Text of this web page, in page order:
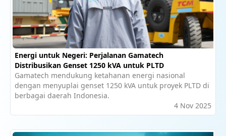
Energi untuk Negeri: Perjalanan Gamatech
Distribusikan Genset 1250 kVA untuk PLTD
Gamatech mendukung ketahanan energi nasional
dengan menyuplai genset 1250 kVA untuk proyek PLTD di
berbagai daerah Indonesia.
4 Nov 2025